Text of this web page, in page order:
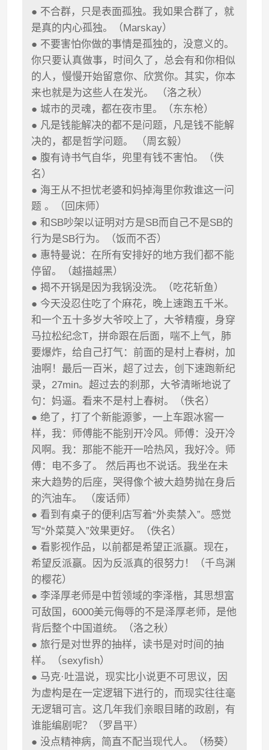
● 不合群，只是表面孤独。我如果合群了，就
是真的内心孤独。（Marskay）
● 不要害怕你做的事情是孤独的，没意义的。
你只要认真做事，时间久了，总会有和你相似
的人，慢慢开始留意你、欣赏你。其实，你本
来也就是为这些人在发光。 （洛之秋）
● 城市的灵魂，都在夜市里。（东东枪）
● 凡是钱能解决的都不是问题，凡是钱不能解
决的，都是哲学问题。 （周玄毅）
● 腹有诗书气自华，兜里有钱不害怕。（佚
名）
● 海王从不担忧老婆和妈掉海里你救谁这一问
题 。（回床师）
● 和SB吵架以证明对方是SB而自己不是SB的
行为是SB行为。（饭而不否）
● 惠特曼说：在所有安排好的地方我们都不能
停留。（越描越黑）
● 揭不开锅是因为我锅没洗。（吃花斩鱼）
● 今天没忍住吃了个麻花，晚上速跑五千米。
和一个五十多岁大爷咬上了，大爷精瘦，身穿
马拉松纪念T，拼命跟在后面，喘不上气，肺
要爆炸，给自己打气：前面的是村上春树，加
油啊！最后一百米，超了过去，创下速跑新纪
录，27min。超过去的刹那，大爷清晰地说了
句：妈逼。看来不是村上春树。（佚名）
● 绝了，打了个新能源爹，一上车跟冰窖一
样，我：师傅能不能别开冷风。师傅：没开冷
风啊。我：那能不能开一哈热风，我好冷。师
傅：电不多了。 然后再也不说话。我坐在未
来大趋势的后座，哭得像个被大趋势抛在身后
的汽油车。 （废话师）
● 看到有桌子的便利店写着“外卖禁入”。感觉
写“外菜莫入”效果更好。（佚名）
● 看影视作品，以前都是希望正派赢。现在，
希望反派赢。因为反派真的很努力！（千鸟渊
的樱花）
● 李泽厚老师是中哲领域的李泽楷，其思想富
可敌国，6000美元侮辱的不是泽厚老师，是他
背后整个中国道统。（洛之秋）
● 旅行是对世界的抽样，读书是对时间的抽
样。（sexyfish）
● 马克·吐温说，现实比小说更不可思议，因
为虚构是在一定逻辑下进行的，而现实往往毫
无逻辑可言。这几年我们亲眼目睹的政剧，有
谁能编剧呢？（罗昌平）
● 没点精神病，简直不配当现代人。（杨葵）